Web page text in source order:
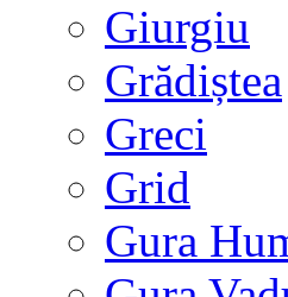
Giurgiu
Grădiștea
Greci
Grid
Gura